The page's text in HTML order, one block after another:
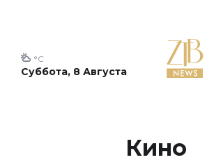
Суббота, 8 Августа
°C
Кино